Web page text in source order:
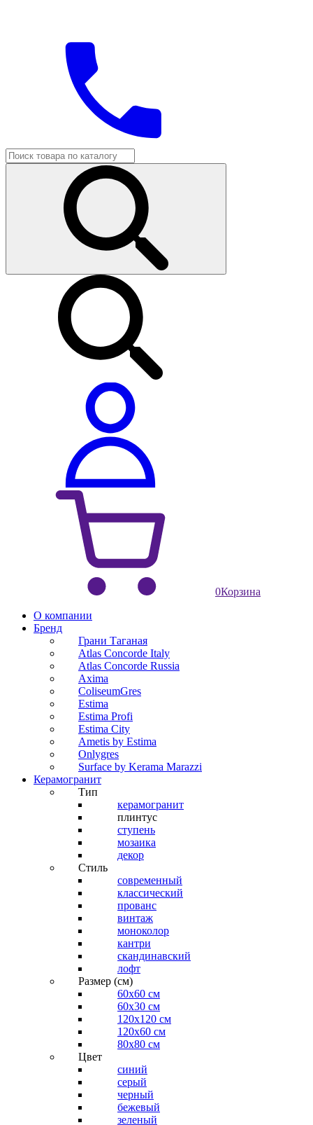
0Корзина
О компании
Бренд
Грани Таганая
Atlas Concorde Italy
Atlas Concorde Russia
Axima
ColiseumGres
Estima
Estima Profi
Estima City
Ametis by Estima
Onlygres
Surface by Kerama Marazzi
Керамогранит
Тип
керамогранит
плинтус
ступень
мозаика
декор
Стиль
современный
классический
прованс
винтаж
моноколор
кантри
скандинавский
лофт
Размер (см)
60х60 см
60x30 см
120x120 см
120x60 см
80x80 см
Цвет
синий
серый
черный
бежевый
зеленый